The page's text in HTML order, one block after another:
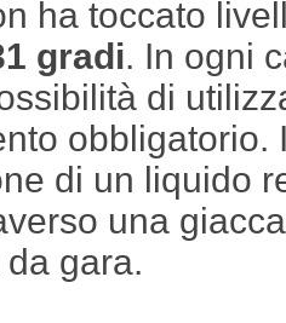
ha toccato
gradi. In ogni
di
obbligatorio.
di un liquido
una
gara.